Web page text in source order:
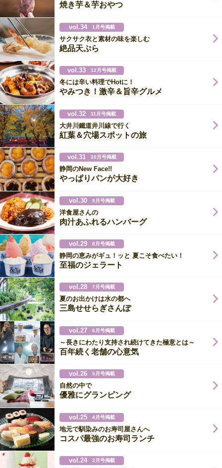
焼き芋＆芋おやつ
vol.34 1月号掲載
サクサク衣と素材の味を楽しむ
絶品天ぷら
vol.33 12月号掲載
冬には辛い料理でHotに！
やみつき！激辛＆旨辛グルメ
vol.32 11月号掲載
大井川鐵道井川線で行く
紅葉＆穴場スポットの旅
vol.31 10月号掲載
静岡のNew Face!!
やっぱりパンが大好き
vol.30 9月号掲載
洋食屋さんの
肉汁あふれるハンバーグ
vol.29 8月号掲載
静岡の恵みがギュ！ッと 夏こそ食べたい！
至福のジェラート
vol.28 7月号掲載
夏のお出かけは水の都へ
三島せせらぎさんぽ
vol.27 6月号掲載
～長きにわたり支持され続けてきた極意とは～
百年続く老舗の心意気
vol.26 5月号掲載
自然の中で
優雅にグランピング
vol.25 4月号掲載
地元で馴染みのお寿司屋さんへ
コスパ最強のお寿司ランチ
vol.24 3月号掲載